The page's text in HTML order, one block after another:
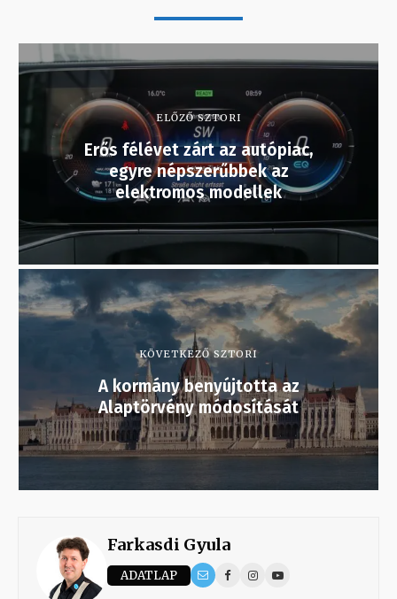
ELŐZŐ SZTORI
Erős félévet zárt az autópiac,
egyre népszerűbbek az
elektromos modellek
KÖVETKEZŐ SZTORI
A kormány benyújtotta az
Alaptörvény módosítását
Farkasdi Gyula
ADATLAP